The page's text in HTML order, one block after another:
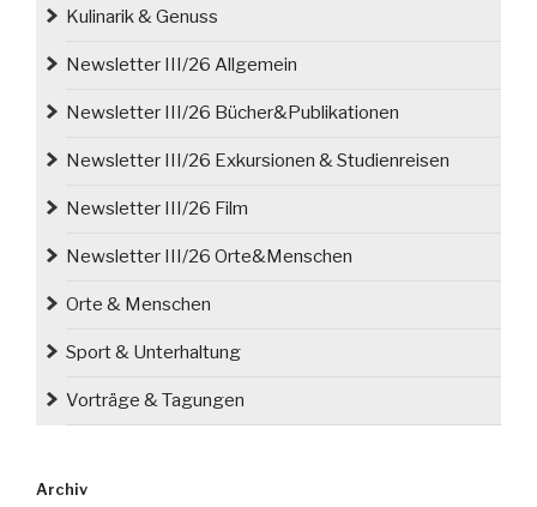
Kulinarik & Genuss
Newsletter III/26 Allgemein
Newsletter III/26 Bücher&Publikationen
Newsletter III/26 Exkursionen & Studienreisen
Newsletter III/26 Film
Newsletter III/26 Orte&Menschen
Orte & Menschen
Sport & Unterhaltung
Vorträge & Tagungen
Archiv